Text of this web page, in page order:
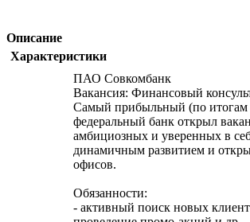
Описание
Характеристики
ПАО Совкомбанк
Вакансия: Финансовый
Самый прибыльный (по итогам
федеральный банк открыл
амбициозных и уверенных в
динамичным развитием и
офисов.
Обязанности:
- активный поиск новых